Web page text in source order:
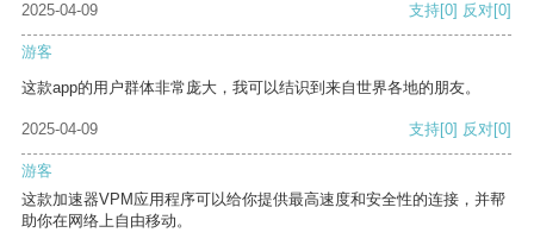
2025-04-09 支持[0] 反对[0]
游客
这款app的用户群体非常庞大，我可以结识到来自世界各地的朋友。
2025-04-09 支持[0] 反对[0]
游客
这款加速器VPM应用程序可以给你提供最高速度和安全性的连接，并帮
助你在网络上自由移动。